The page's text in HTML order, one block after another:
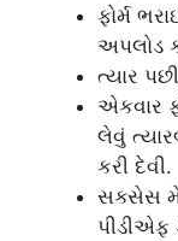
ફોર્મ
અપલોડ
ત્યાર
એકવાર
લેવું
કરી દેવી.
સક્સેસ
પીડીએફ